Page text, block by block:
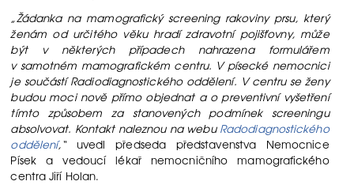
„Žádanka na mamografický screening rakoviny prsu, který
ženám od určitého věku hradí zdravotní pojišťovny, může
být v některých případech nahrazena formulářem
v samotném mamografickém centru. V písecké nemocnici
je součástí Radiodiagnostického oddělení. V centru se ženy
budou moci nově přímo objednat a o preventivní vyšetření
tímto způsobem za stanovených podmínek screeningu
absolvovat. Kontakt naleznou na webu Radodiagnostického
oddělení,“uvedl předseda představenstva Nemocnice
Písek a vedoucí lékař nemocničního mamografického
centra Jiří Holan.